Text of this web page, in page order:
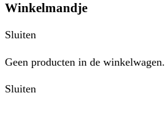
Winkelmandje
Sluiten
Geen producten in de winkelwagen.
Sluiten